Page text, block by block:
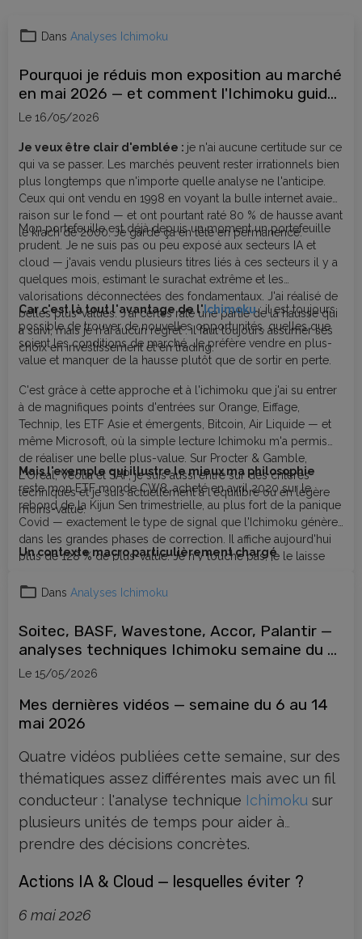
Dans Analyses Ichimoku
Pourquoi je réduis mon exposition au marché
en mai 2026 — et comment l'Ichimoku guide
mes décisions
Le 16/05/2026
Je veux être clair d'emblée : je n'ai aucune certitude sur ce
qui va se passer. Les marchés peuvent rester irrationnels bien
plus longtemps que n'importe quelle analyse ne l'anticipe.
Ceux qui ont vendu en 1998 en voyant la bulle internet avaient
raison sur le fond — et ont pourtant raté 80 % de hausse avant
le krach de 2000. Je garde ça en tête en permanence.
Mon portefeuille est déjà depuis un moment un portefeuille
prudent. Je ne suis pas ou peu exposé aux secteurs IA et
cloud — j'avais vendu plusieurs titres liés à ces secteurs il y a
quelques mois, estimant le surachat extrême et les
valorisations déconnectées des fondamentaux. J'ai réalisé de
belles plus-values. J'ai certes raté une partie de la hausse qui
a suivi, mais je n'ai aucun regret : il faut toujours assumer ses
choix en investissement et en trading.
Car c'est là tout l'avantage de l'Ichimoku: il est toujours
possible de trouver de nouvelles opportunités, quelles que
soient les conditions de marché. Je préfère vendre en plus-
value et manquer de la hausse plutôt que de sortir en perte.
C'est grâce à cette approche et à l'ichimoku que j'ai su entrer
à de magnifiques points d'entrées sur Orange, Eiffage,
Technip, les ETF Asie et émergents, Bitcoin, Air Liquide — et
même Microsoft, où la simple lecture Ichimoku m'a permis
de réaliser une belle plus-value. Sur Procter & Gamble,
L'Oréal, Véolia et SAP, je suis aussi entré sur des critères
techniques et je suis actuellement à l'équilibre ou en légère
moins-value.
Mais l'exemple qui illustre le mieux ma philosophie
reste mon ETF monde CW8, acheté en avril 2020 sur le
rebond de la Kijun Sen trimestrielle, au plus fort de la panique
Covid — exactement le type de signal que l'Ichimoku génère
dans les grandes phases de correction. Il affiche aujourd'hui
plus de 128 % de plus-value. Je n'y touche pas, je le laisse
niveaux clés Ichimoku — en attendant patiemment ce moment
Un contexte macro particulièrement chargé
Dans Analyses Ichimoku
Soitec, BASF, Wavestone, Accor, Palantir —
analyses techniques Ichimoku semaine du 6
mai 2026
Le 15/05/2026
Mes dernières vidéos — semaine du 6 au 14
mai 2026
Quatre vidéos publiées cette semaine, sur des
thématiques assez différentes mais avec un fil
conducteur : l'analyse technique Ichimoku sur
plusieurs unités de temps pour aider à
prendre des décisions concrètes.
Actions IA & Cloud — lesquelles éviter ?
6 mai 2026